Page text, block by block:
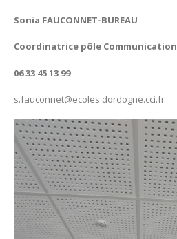
Sonia FAUCONNET-BUREAU
Coordinatrice pôle Communication
06 33 45 13 99
s.fauconnet@ecoles.dordogne.cci.fr